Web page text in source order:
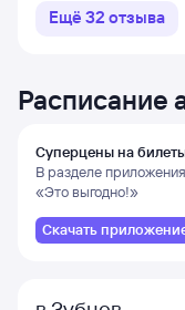
Расписание
Суперцены на
В разделе приложения
«Это выгодно!»
Скачать
Ещё 32 отзыва